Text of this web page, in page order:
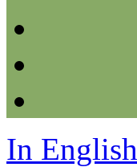
In English